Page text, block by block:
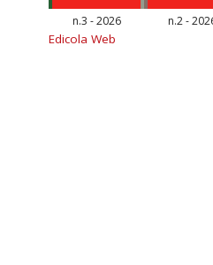
n.3 - 2026 n.2 -
Edicola Web